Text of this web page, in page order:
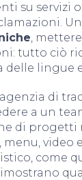
su servizi
,
tutto ciò
lingue
di
a un
di
video
come